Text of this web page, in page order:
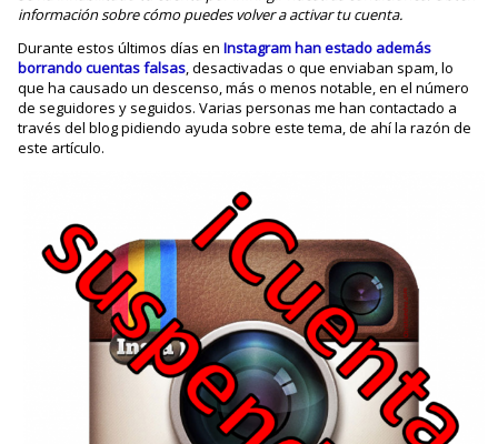
información sobre cómo puedes volver a activar tu cuenta.
Durante estos últimos días enInstagram han estado además
borrando cuentas falsas, desactivadas o que enviaban spam, lo
que ha causado un descenso, más o menos notable, en el número
de seguidores y seguidos. Varias personas me han contactado a
través del blog pidiendo ayuda sobre este tema, de ahí la razón de
este artículo.